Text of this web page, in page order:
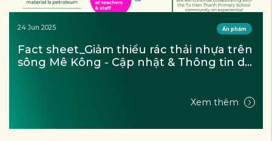
24 Jun 2025 Ấn phẩm
Fact sheet_Giảm thiểu rác thải nhựa trên
sông Mê Kông - Cập nhật & Thông tin dự
Xem thêm